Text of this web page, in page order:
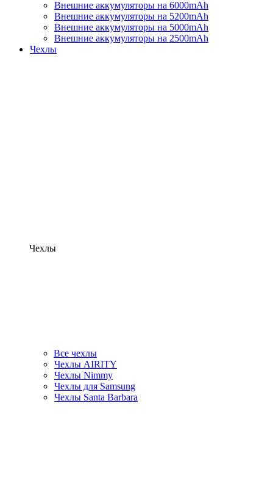
Внешние аккумуляторы на 6000mAh
Внешние аккумуляторы на 5200mAh
Внешние аккумуляторы на 5000mAh
Внешние аккумуляторы на 2500mAh
Чехлы
Чехлы
Все чехлы
Чехлы AIRITY
Чехлы Nimmy
Чехлы для Samsung
Чехлы Santa Barbara